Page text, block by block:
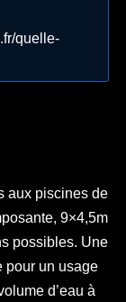
quelle-
aux piscines de
9×4,5m
possibles. Une
pour un usage
d’eau à